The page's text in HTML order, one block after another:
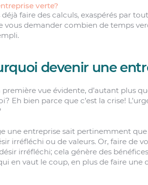
verte?
faire des calculs, exaspérés par
vous demander combien de temps
devenir une
première vue évidente, d’autant plus
Eh bien parce que c’est la crise!
une entreprise sait pertinemment
irréfléchi ou de valeurs. Or, faire de
irréfléchi; cela génère des
en vaut le coup, en plus de faire une